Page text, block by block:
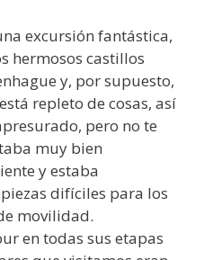
excursión fantástica,
hermosos castillos
y, por supuesto,
repleto de cosas, así
pero no te
muy bien
y estaba
difíciles para los
movilidad.
en todas sus etapas